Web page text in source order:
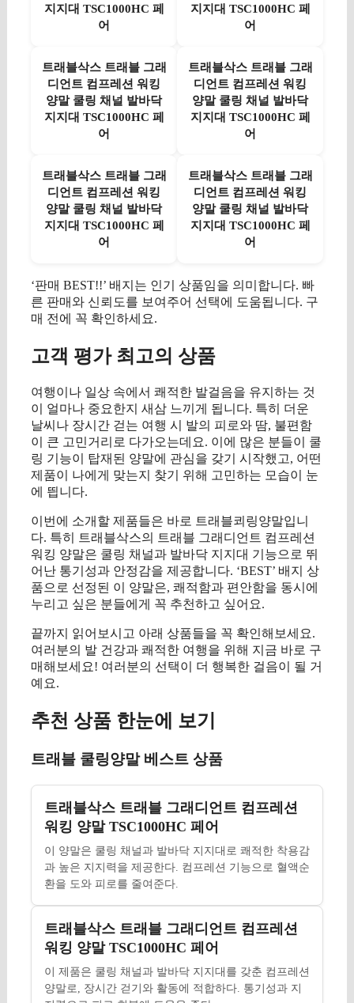
지지대 TSC1000HC 페
어
지지대 TSC1000HC 페
어
트래블삭스 트래블 그래
디언트 컴프레션 워킹
양말 쿨링 채널 발바닥
지지대 TSC1000HC 페
어
트래블삭스 트래블 그래
디언트 컴프레션 워킹
양말 쿨링 채널 발바닥
지지대 TSC1000HC 페
어
트래블삭스 트래블 그래
디언트 컴프레션 워킹
양말 쿨링 채널 발바닥
지지대 TSC1000HC 페
어
트래블삭스 트래블 그래
디언트 컴프레션 워킹
양말 쿨링 채널 발바닥
지지대 TSC1000HC 페
어
‘판매 BEST!!’ 배지는 인기 상품임을 의미합니다. 빠
른 판매와 신뢰도를 보여주어 선택에 도움됩니다. 구
매 전에 꼭 확인하세요.
고객 평가 최고의 상품
여행이나 일상 속에서 쾌적한 발걸음을 유지하는 것
이 얼마나 중요한지 새삼 느끼게 됩니다. 특히 더운
날씨나 장시간 걷는 여행 시 발의 피로와 땀, 불편함
이 큰 고민거리로 다가오는데요. 이에 많은 분들이 쿨
링 기능이 탑재된 양말에 관심을 갖기 시작했고, 어떤
제품이 나에게 맞는지 찾기 위해 고민하는 모습이 눈
에 띕니다.
이번에 소개할 제품들은 바로 트래블쾨링양말입니
다. 특히 트래블삭스의 트래블 그래디언트 컴프레션
워킹 양말은 쿨링 채널과 발바닥 지지대 기능으로 뛰
어난 통기성과 안정감을 제공합니다. ‘BEST’ 배지 상
품으로 선정된 이 양말은, 쾌적함과 편안함을 동시에
누리고 싶은 분들에게 꼭 추천하고 싶어요.
끝까지 읽어보시고 아래 상품들을 꼭 확인해보세요.
여러분의 발 건강과 쾌적한 여행을 위해 지금 바로 구
매해보세요! 여러분의 선택이 더 행복한 걸음이 될 거
예요.
추천 상품 한눈에 보기
트래블 쿨링양말 베스트 상품
트래블삭스 트래블 그래디언트 컴프레션
워킹 양말 TSC1000HC 페어
이 양말은 쿨링 채널과 발바닥 지지대로 쾌적한 착용감
과 높은 지지력을 제공한다. 컴프레션 기능으로 혈액순
환을 도와 피로를 줄여준다.
트래블삭스 트래블 그래디언트 컴프레션
워킹 양말 TSC1000HC 페어
이 제품은 쿨링 채널과 발바닥 지지대를 갖춘 컴프레션
양말로, 장시간 걷기와 활동에 적합하다. 통기성과 지